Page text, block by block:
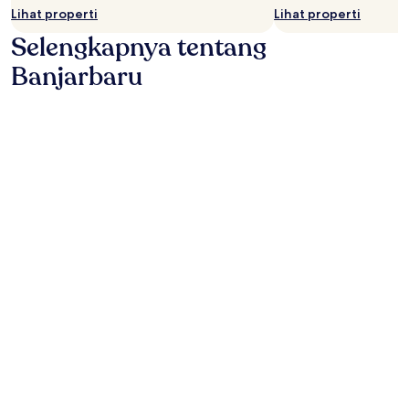
Lihat properti
Lihat properti
Selengkapnya tentang
Banjarbaru